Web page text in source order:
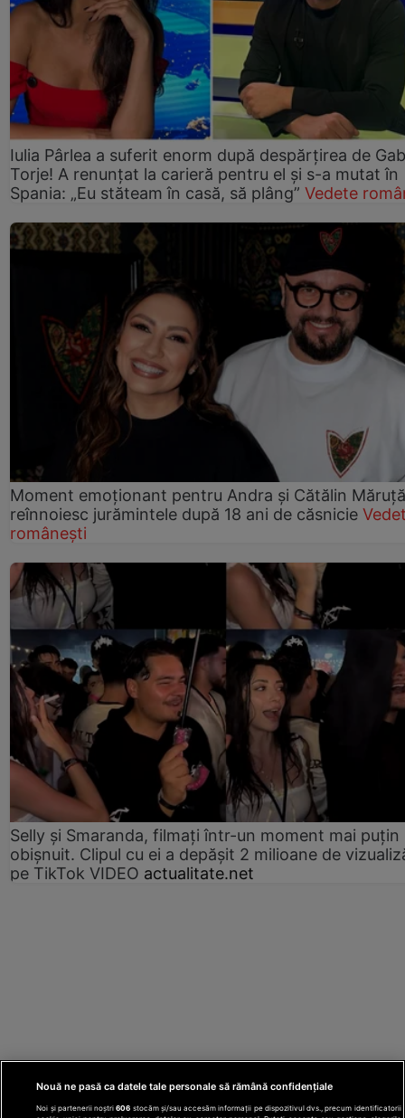
Iulia Pârlea a suferit enorm după despărțirea de
Torje! A renunțat la carieră pentru el și s-a mutat în
Spania: „Eu stăteam în casă, să plâng” Vedete
Moment emoționant pentru Andra și Cătălin
reînnoiesc jurămintele după 18 ani de căsnicie
românești
Selly și Smaranda, filmați într-un moment mai puțin
obișnuit. Clipul cu ei a depășit 2 milioane de
pe TikTok VIDEO actualitate.net
Nouă ne pasă ca datele tale personale să rămână confidențiale
Noi și partenerii noștri606 stocăm și/sau accesăm informații pe dispozitivul dvs., precum identificatorii